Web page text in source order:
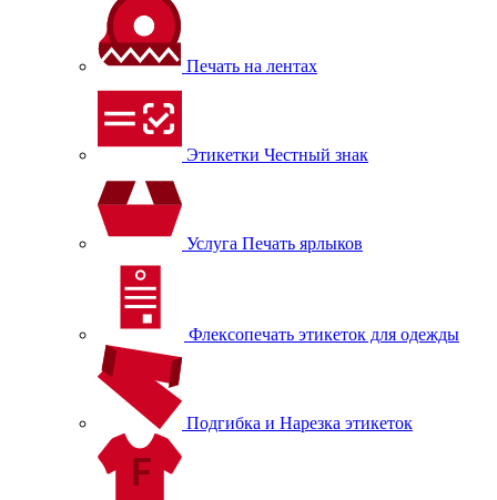
Печать на лентах
Этикетки Честный знак
Услуга Печать ярлыков
Флексопечать этикеток для одежды
Подгибка и Нарезка этикеток